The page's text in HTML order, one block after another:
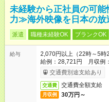
未経験から正社員の可
力≫海外映像を日本の放
派遣 職種未経験OK ブランクOK
給与
2,070円以上（22時～5
給例：28,721円 月収例
＋深夜割増25％)
交通費別途支給あり
交通費 交通費全額支給
月収例 30万円～